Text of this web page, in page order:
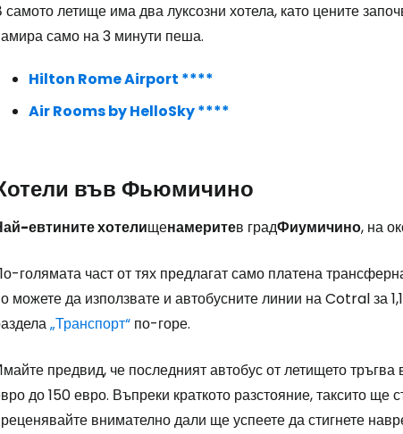
самото летище има два луксозни хотела, като цените
само на 3 минути пеша.
Hilton Rome Airport ****
Air Rooms by HelloSky ****
във Фьюмичино
евтините хотелищенамеритев градФиумичино, на
голямата част от тях предлагат само платена
можете да използвате и автобусните линии на Cotral за
„Транспорт“ по-горе.
предвид, че последният автобус от летището
до 150 евро. Въпреки краткото разстояние, таксито ще
внимателно дали ще успеете да стигнете